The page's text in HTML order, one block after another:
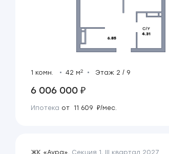
1 комн. 42 м2 Этаж 2 / 9
6 006 000 ₽
Ипотека от 11 609 ₽/мес.
ЖК «Аура», Секция 1 , III квартал 2027